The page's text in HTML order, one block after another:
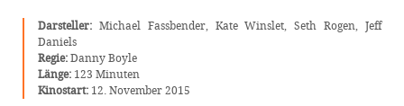
Darsteller: Michael Fassbender, Kate Winslet, Seth Rogen, Jeff
Daniels
Regie:Danny Boyle
Länge: 123 Minuten
Kinostart: 12. November 2015